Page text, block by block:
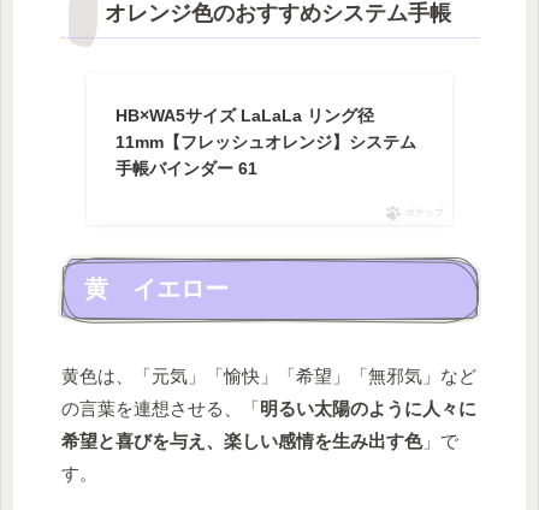
オレンジ色のおすすめシステム手帳
HB×WA5サイズ LaLaLa リング径
11mm【フレッシュオレンジ】システム
手帳バインダー 61
ポチップ
黄 イエロー
黄色は、「元気」「愉快」「希望」「無邪気」など
の言葉を連想させる、「明るい太陽のように人々に
希望と喜びを与え、楽しい感情を生み出す色」で
す。